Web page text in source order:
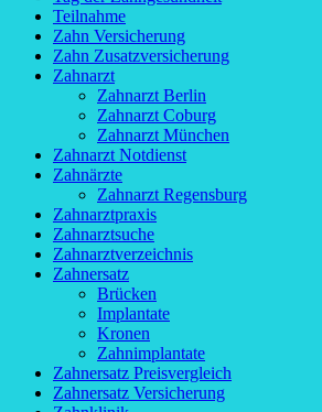
Teilnahme
Zahn Versicherung
Zahn Zusatzversicherung
Zahnarzt
Zahnarzt Berlin
Zahnarzt Coburg
Zahnarzt München
Zahnarzt Notdienst
Zahnärzte
Zahnarzt Regensburg
Zahnarztpraxis
Zahnarztsuche
Zahnarztverzeichnis
Zahnersatz
Brücken
Implantate
Kronen
Zahnimplantate
Zahnersatz Preisvergleich
Zahnersatz Versicherung